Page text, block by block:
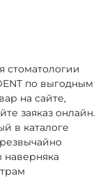
стоматологии
по выгодным
на сайте,
заяказ онлайн.
в каталоге